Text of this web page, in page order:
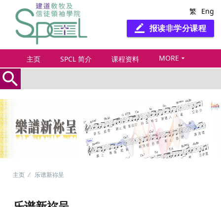
繁 Eng
border_color 报读非学分课程
主页 SPCL 简介 课程资料 MORE arrow_drop_down
search
主页 乐谱新祢呈